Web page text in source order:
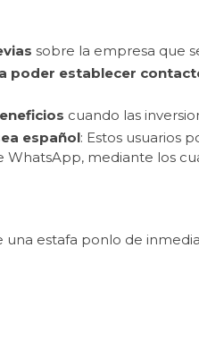
sobre la empresa que
poder establecer
cuando las
español: Estos usuarios
WhatsApp, mediante los
una estafa ponlo de